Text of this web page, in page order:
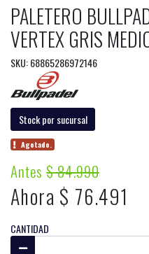
PALETERO
VERTEX GRIS
SKU: 68865286972146
Stock por sucursal
Agotado.
Antes$ 84.990
Ahora $ 76.491
CANTIDAD